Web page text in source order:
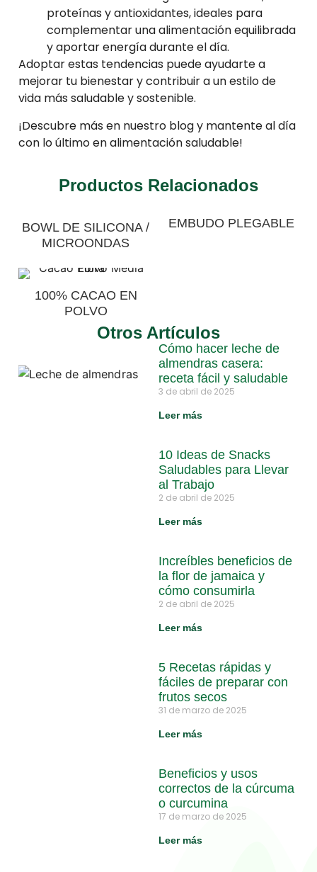
proteínas y antioxidantes, ideales para
complementar una alimentación equilibrada
y aportar energía durante el día.
Adoptar estas tendencias puede ayudarte a
mejorar tu bienestar y contribuir a un estilo de
vida más saludable y sostenible.
¡Descubre más en nuestro blog y mantente al día
con lo último en alimentación saludable!
Productos Relacionados
BOWL DE SILICONA /
MICROONDAS
EMBUDO PLEGABLE
100% CACAO EN
POLVO
Otros Artículos
Cómo hacer leche de
almendras casera:
receta fácil y saludable
3 de abril de 2025
Leer más
10 Ideas de Snacks
Saludables para Llevar
al Trabajo
2 de abril de 2025
Leer más
Increíbles beneficios de
la flor de jamaica y
cómo consumirla
2 de abril de 2025
Leer más
5 Recetas rápidas y
fáciles de preparar con
frutos secos
31 de marzo de 2025
Leer más
Beneficios y usos
correctos de la cúrcuma
o curcumina
17 de marzo de 2025
Leer más